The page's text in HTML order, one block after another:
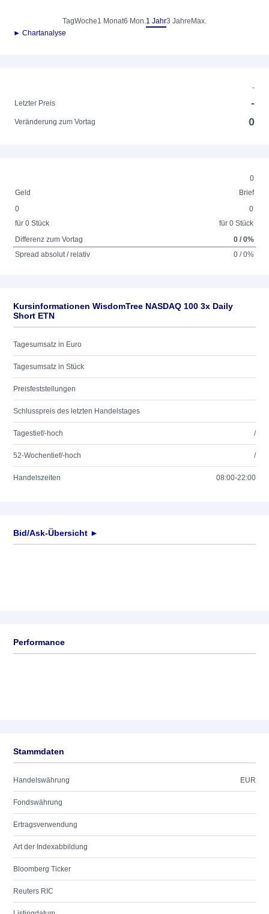
TagWoche1 Monat6 Mon.1 Jahr3 Jahre Max.
► Chartanalyse
-
Letzter Preis
-
Veränderung zum Vortag 0
0
Geld
Brief
0
für 0 Stück
0
für 0 Stück
Differenz zum Vortag
0 / 0%
Spread absolut / relativ
0 / 0%
Kursinformationen WisdomTree NASDAQ 100 3x Daily
Short ETN
Tagesumsatz in Euro
Tagesumsatz in Stück
Preisfeststellungen
Schlusspreis des letzten Handelstages
Tagestief/-hoch /
52-Wochentief/-hoch /
Handelszeiten 08:00-22:00
Bid/Ask-Übersicht ►
Performance
Stammdaten
Handelswährung EUR
Fondswährung
Ertragsverwendung
Art der Indexabbildung
Bloomberg Ticker
Reuters RIC